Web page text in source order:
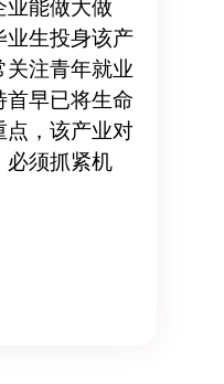
业能做大做
业生投身该产
关注青年就业
早已将生命
点，该产业对
必须抓紧机